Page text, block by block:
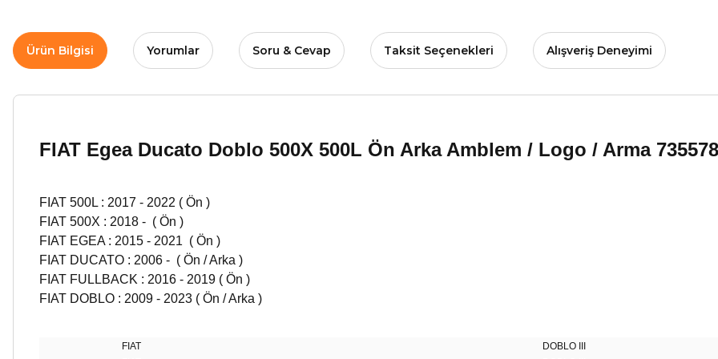
Ürün Bilgisi Yorumlar Soru & Cevap Taksit Seçenekleri Alışveriş Deneyimi
FIAT Egea Ducato Doblo 500X 500L Ön Arka Amblem / Logo / Arma
FIAT 500L : 2017 - 2022 ( Ön )
FIAT 500X : 2018 - ( Ön )
FIAT EGEA : 2015 - 2021 ( Ön )
FIAT DUCATO : 2006 - ( Ön / Arka )
FIAT FULLBACK : 2016 - 2019 ( Ön )
FIAT DOBLO : 2009 - 2023 ( Ön / Arka )
FIAT DOBLO III